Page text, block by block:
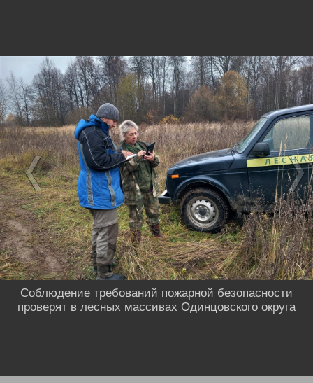
Соблюдение требований пожарной безопасности
проверят в лесных массивах Одинцовского округа